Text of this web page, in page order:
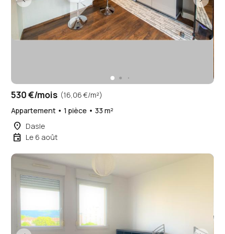
530 €/mois (16,06 €/m²)
Appartement • 1 pièce • 33 m²
place Dasle
event Le 6 août